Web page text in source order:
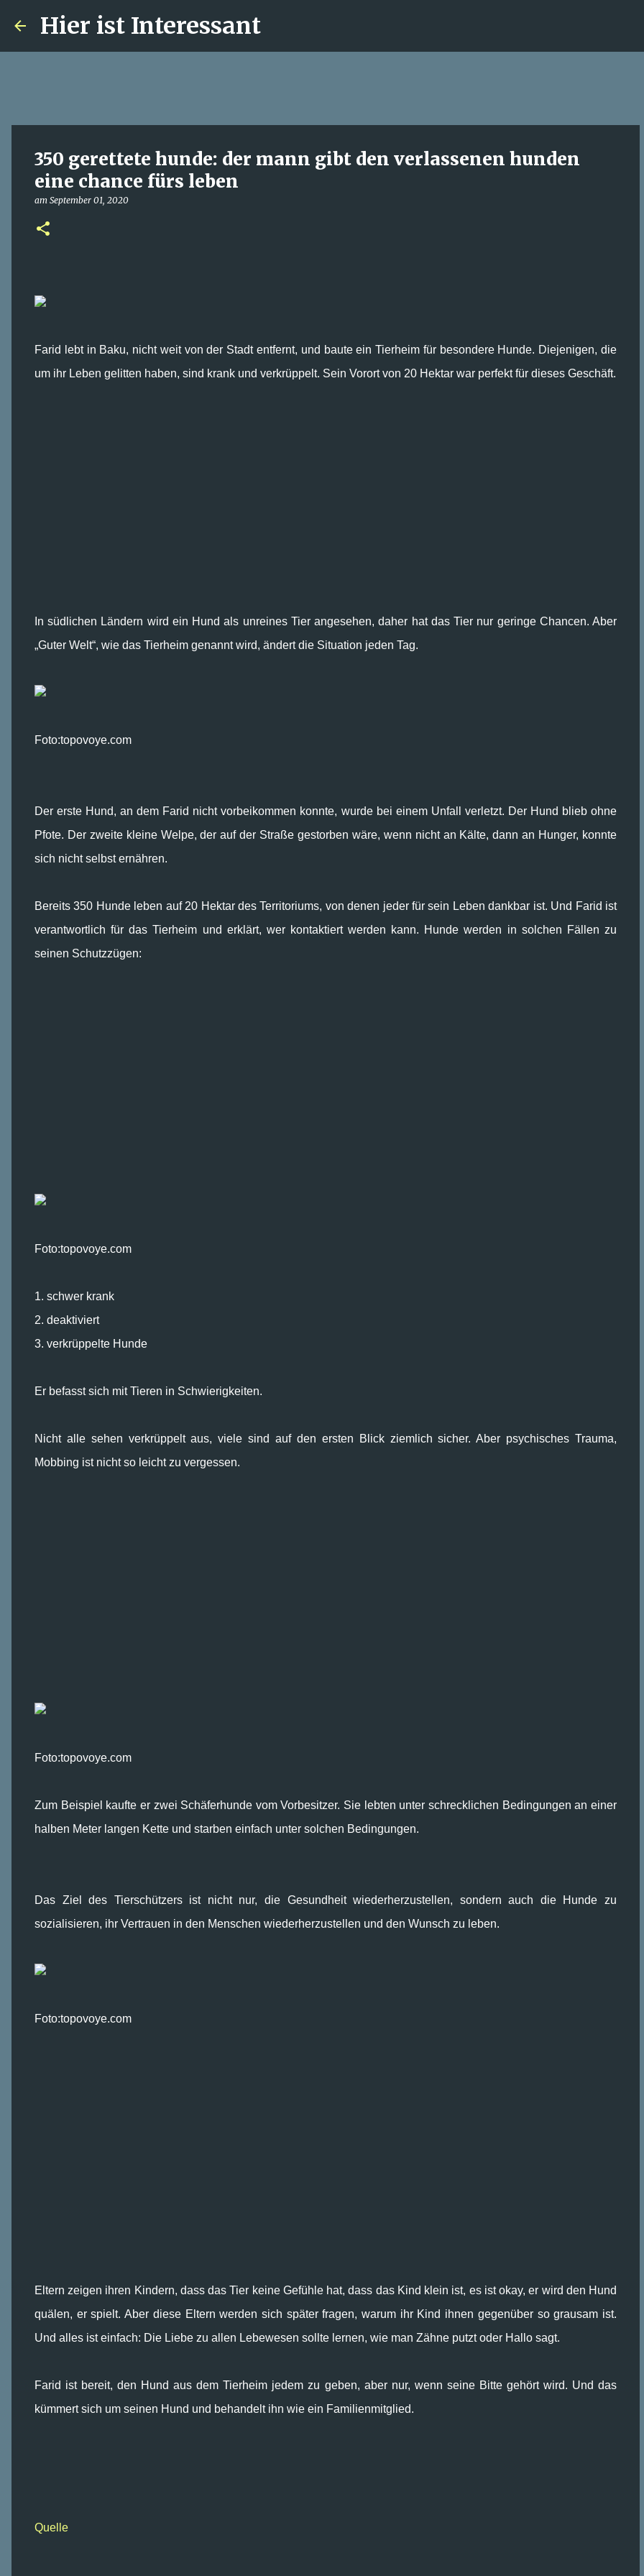
Hier ist Interessant
350 gerettete hunde: der mann gibt den verlassenen hunden
eine chance fürs leben
am September 01, 2020
Farid lebt in Baku, nicht weit von der Stadt entfernt, und baute ein Tierheim für besondere Hunde. Diejenigen, die
um ihr Leben gelitten haben, sind krank und verkrüppelt. Sein Vorort von 20 Hektar war perfekt für dieses Geschäft.
In südlichen Ländern wird ein Hund als unreines Tier angesehen, daher hat das Tier nur geringe Chancen. Aber
„Guter Welt“, wie das Tierheim genannt wird, ändert die Situation jeden Tag.
Foto:topovoye.com
Der erste Hund, an dem Farid nicht vorbeikommen konnte, wurde bei einem Unfall verletzt. Der Hund blieb ohne
Pfote. Der zweite kleine Welpe, der auf der Straße gestorben wäre, wenn nicht an Kälte, dann an Hunger, konnte
sich nicht selbst ernähren.
Bereits 350 Hunde leben auf 20 Hektar des Territoriums, von denen jeder für sein Leben dankbar ist. Und Farid ist
verantwortlich für das Tierheim und erklärt, wer kontaktiert werden kann. Hunde werden in solchen Fällen zu
seinen Schutzzügen:
Foto:topovoye.com
1. schwer krank
2. deaktiviert
3. verkrüppelte Hunde
Er befasst sich mit Tieren in Schwierigkeiten.
Nicht alle sehen verkrüppelt aus, viele sind auf den ersten Blick ziemlich sicher. Aber psychisches Trauma,
Mobbing ist nicht so leicht zu vergessen.
Foto:topovoye.com
Zum Beispiel kaufte er zwei Schäferhunde vom Vorbesitzer. Sie lebten unter schrecklichen Bedingungen an einer
halben Meter langen Kette und starben einfach unter solchen Bedingungen.
Das Ziel des Tierschützers ist nicht nur, die Gesundheit wiederherzustellen, sondern auch die Hunde zu
sozialisieren, ihr Vertrauen in den Menschen wiederherzustellen und den Wunsch zu leben.
Foto:topovoye.com
Eltern zeigen ihren Kindern, dass das Tier keine Gefühle hat, dass das Kind klein ist, es ist okay, er wird den Hund
quälen, er spielt. Aber diese Eltern werden sich später fragen, warum ihr Kind ihnen gegenüber so grausam ist.
Und alles ist einfach: Die Liebe zu allen Lebewesen sollte lernen, wie man Zähne putzt oder Hallo sagt.
Farid ist bereit, den Hund aus dem Tierheim jedem zu geben, aber nur, wenn seine Bitte gehört wird. Und das
kümmert sich um seinen Hund und behandelt ihn wie ein Familienmitglied.
Quelle